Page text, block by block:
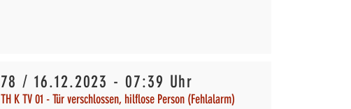
78 / 16.12.2023 - 07:39 Uhr
TH K TV 01 - Tür verschlossen, hilflose Person (Fehlalarm)